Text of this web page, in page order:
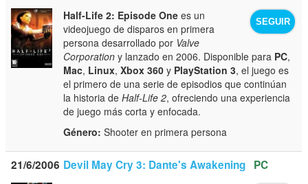
SEGUIR
Half-Life 2: Episode One es un
videojuego de disparos en primera
persona desarrollado por Valve
Corporation y lanzado en 2006. Disponible para PC,
Mac, Linux,Xbox 360 y PlayStation 3, el juego es
el primero de una serie de episodios que continúan
la historia deHalf-Life 2, ofreciendo una experiencia
de juego más corta y enfocada.
Género: Shooter en primera persona
21/6/2006 Devil May Cry 3: Dante's Awakening PC